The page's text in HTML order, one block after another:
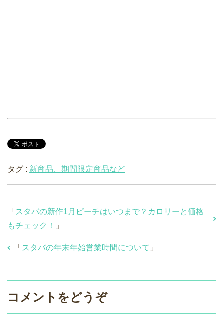
タグ : 新商品、期間限定商品など
「 スタバの新作1月ピーチはいつまで？カロリーと価格
もチェック！
」
「 スタバの年末年始営業時間について 」
コメントをどうぞ